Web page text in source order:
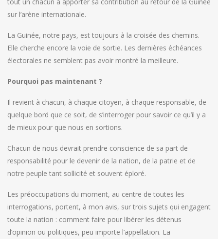
sur l’arène internationale.
La Guinée, notre pays, est toujours à la croisée des chemins.
Elle cherche encore la voie de sortie. Les dernières échéances
électorales ne semblent pas avoir montré la meilleure.
Pourquoi pas maintenant ?
Il revient à chacun, à chaque citoyen, à chaque responsable, de
quelque bord que ce soit, de s’interroger pour savoir ce qu’il y a
de mieux pour que nous en sortions.
Chacun de nous devrait prendre conscience de sa part de
responsabilité pour le devenir de la nation, de la patrie et de
notre peuple tant sollicité et souvent éploré.
Les préoccupations du moment, au centre de toutes les
interrogations, portent, à mon avis, sur trois sujets qui engagent
toute la nation : comment faire pour libérer les détenus
d’opinion ou politiques, peu importe l’appellation. La